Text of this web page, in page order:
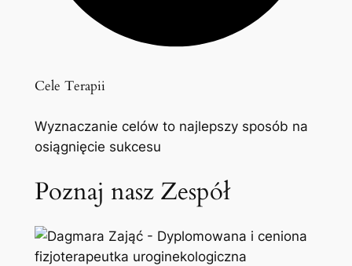
Cele Terapii
Wyznaczanie celów to najlepszy sposób na
osiągnięcie sukcesu
Poznaj nasz Zespół